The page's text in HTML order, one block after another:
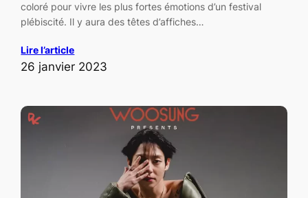
coloré pour vivre les plus fortes émotions d’un festival
plébiscité. Il y aura des têtes d’affiches…
Lire l’article
26 janvier 2023